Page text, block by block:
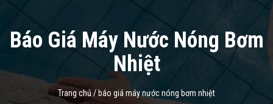
Báo Giá Máy Nước Nóng Bơm
Nhiệt
Trang chủ / báo giá máy nước nóng bơm nhiệt